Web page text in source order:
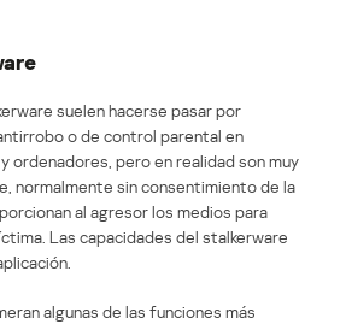
suelen hacerse pasar por
o de control parental en
ordenadores, pero en realidad son muy
normalmente sin consentimiento de la
al agresor los medios para
Las capacidades del stalkerware
algunas de las funciones más